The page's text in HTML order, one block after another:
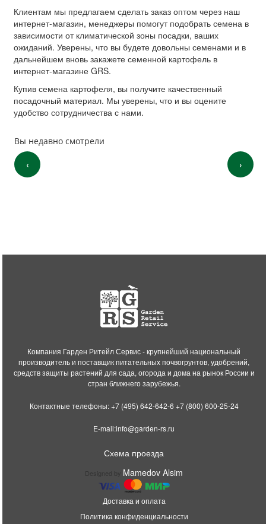
Клиентам мы предлагаем сделать заказ оптом через наш
интернет-магазин, менеджеры помогут подобрать семена в
зависимости от климатической зоны посадки, ваших
ожиданий. Уверены, что вы будете довольны семенами и в
дальнейшем вновь закажете семенной картофель в
интернет-магазине GRS.
Купив семена картофеля, вы получите качественный
посадочный материал. Мы уверены, что и вы оцените
удобство сотрудничества с нами.
Вы недавно смотрели
‹ ›
Компания Гарден Ритейл Сервис - крупнейший национальный
производитель и поставщик питательных почвогрунтов, удобрений,
средств защиты растений для сада, огорода и дома на рынок России и
стран ближнего зарубежья.
Контактные телефоны:+7 (495) 642-642-6 +7 (800) 600-25-24
E-mail:info@garden-rs.ru
Схема проезда
Designed by Mamedov Alsim
Доставка и оплата
Политика конфиденциальности